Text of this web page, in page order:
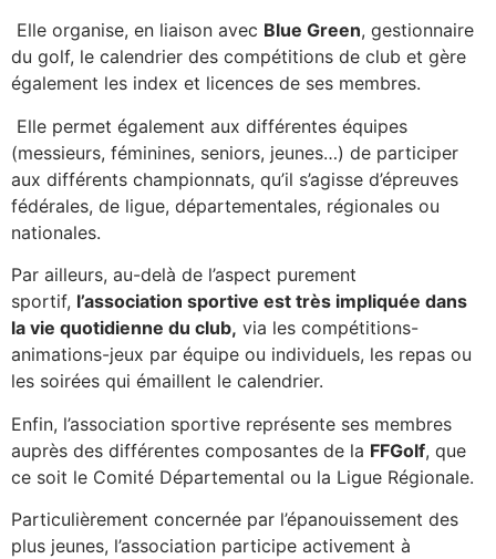
Elle organise, en liaison avec Blue Green, gestionnaire
du golf, le calendrier des compétitions de club et gère
également les index et licences de ses membres.
Elle permet également aux différentes équipes
(messieurs, féminines, seniors, jeunes…) de participer
aux différents championnats, qu’il s’agisse d’épreuves
fédérales, de ligue, départementales, régionales ou
nationales.
Par ailleurs, au-delà de l’aspect purement
sportif, l’association sportive est très impliquée dans
la vie quotidienne du club, via les compétitions-
animations-jeux par équipe ou individuels, les repas ou
les soirées qui émaillent le calendrier.
Enfin, l’association sportive représente ses membres
auprès des différentes composantes de la FFGolf, que
ce soit le Comité Départemental ou la Ligue Régionale.
Particulièrement concernée par l’épanouissement des
plus jeunes, l’association participe activement à